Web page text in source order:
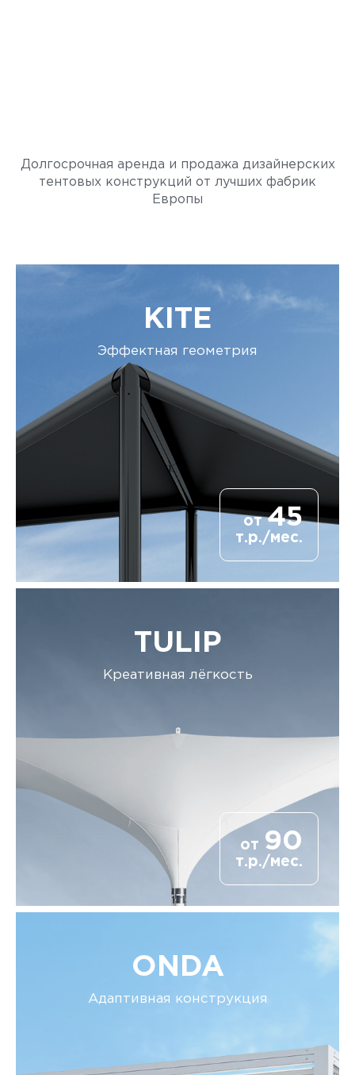
Долгосрочная аренда и продажа дизайнерских
тентовых конструкций от лучших фабрик
Европы
от45
т.р./мес.
KITE
Эффектная геометрия
от 90
т.р./мес.
TULIP
Креативная лёгкость
ONDA
Адаптивная конструкция